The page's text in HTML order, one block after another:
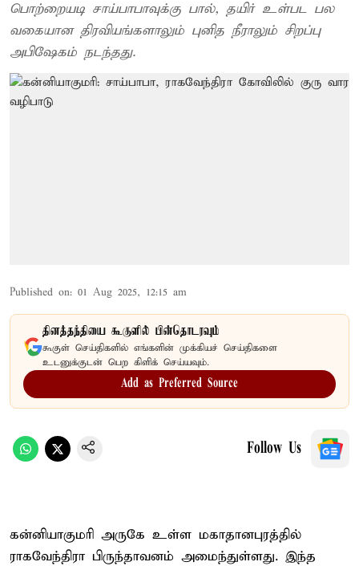
பொற்றையடி சாய்பாபாவுக்கு பால், தயிர் உள்பட பல
வகையான திரவியங்களாலும் புனித நீராலும் சிறப்பு
அபிஷேகம் நடந்தது.
Published on: 01 Aug 2025, 12:15 am
தினத்தந்தியை கூகுளில் பின்தொடரவும்
கூகுள் செய்திகளில் எங்களின் முக்கியச் செய்திகளை
உடனுக்குடன் பெற கிளிக் செய்யவும்.
Add as Preferred Source
Follow Us
கன்னியாகுமரி அருகே உள்ள மகாதானபுரத்தில்
ராகவேந்திரா பிருந்தாவனம் அமைந்துள்ளது. இந்த